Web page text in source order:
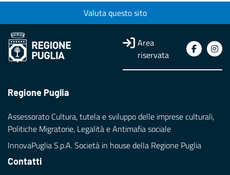
Valuta questo sito
Area
riservata
Regione Puglia
Assessorato Cultura, tutela e sviluppo delle imprese culturali,
Politiche Migratorie, Legalità e Antimafia sociale
InnovaPuglia S.p.A. Società in house della Regione Puglia
Contatti